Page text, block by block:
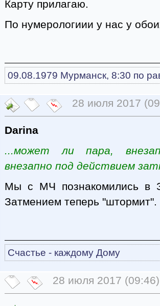
Карту прилагаю.
По нумерологиии у нас у
09.08.1979 Мурманск, 8:30 по
28 июля 2017
Darina
...может ли пара,
внезапно под действием
Мы с МЧ познакомились в
Затмением теперь "штормит".
Счастье - каждому Дому
28 июля 2017 (09:46)